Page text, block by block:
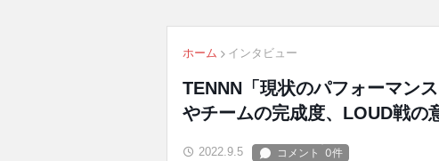
ホーム インタビュー
TENNN「現状のパフォーマン
やチームの完成度、LOUD戦の
2022.9.5